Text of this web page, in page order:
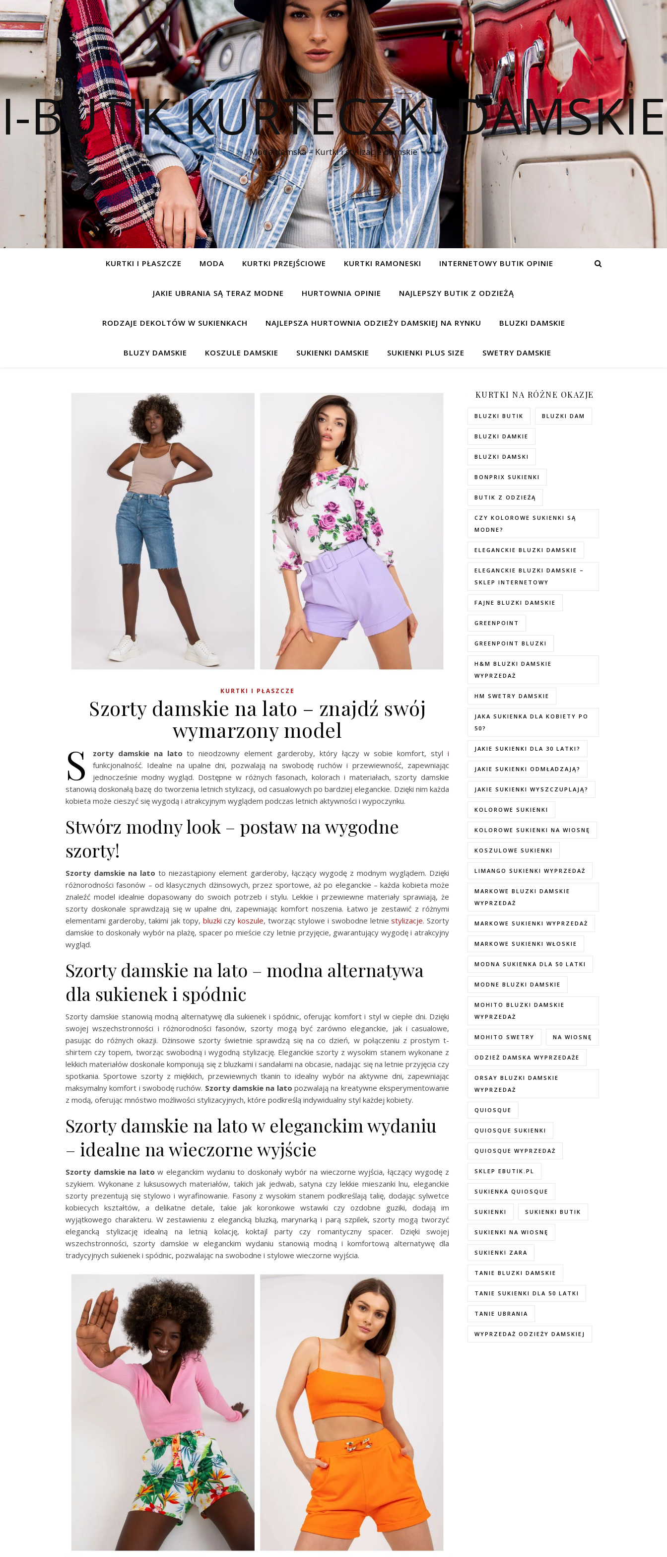
I-BUTIK KURTECZKI DAMSKIE
Moda damska – Kurtki i stylizacje damskie
KURTKI I PŁASZCZE MODA KURTKI PRZEJŚCIOWE KURTKI RAMONESKI INTERNETOWY BUTIK OPINIE
JAKIE UBRANIA SĄ TERAZ MODNE HURTOWNIA OPINIE NAJLEPSZY BUTIK Z ODZIEŻĄ
RODZAJE DEKOLTÓW W SUKIENKACH NAJLEPSZA HURTOWNIA ODZIEŻY DAMSKIEJ NA RYNKU BLUZKI DAMSKIE
BLUZY DAMSKIE KOSZULE DAMSKIE SUKIENKI DAMSKIE SUKIENKI PLUS SIZE SWETRY DAMSKIE
KURTKI I PŁASZCZE
Szorty damskie na lato – znajdź swój
wymarzony model
S zorty damskie na lato to nieodzowny element garderoby, który łączy w sobie komfort, styli
funkcjonalność. Idealne na upalne dni, pozwalają na swobodę ruchów i przewiewność, zapewniając
jednocześnie modny wygląd. Dostępne w różnych fasonach, kolorach i materiałach, szorty damskie
stanowią doskonałą bazę do tworzenia letnich stylizacji, od casualowych po bardziej eleganckie. Dzięki nim każda
kobieta może cieszyć się wygodą i atrakcyjnym wyglądem podczas letnich aktywności i wypoczynku.
Stwórz modny look – postaw na wygodne
szorty!
Szorty damskie na lato to niezastąpiony element garderoby, łączący wygodę z modnym wyglądem. Dzięki
różnorodności fasonów – od klasycznych dżinsowych, przez sportowe, aż po eleganckie – każda kobieta może
znaleźć model idealnie dopasowany do swoich potrzeb i stylu. Lekkie i przewiewne materiały sprawiają, że
szorty doskonale sprawdzają się w upalne dni, zapewniając komfort noszenia. Łatwo je zestawić z różnymi
elementami garderoby, takimi jak topy, bluzki czykoszule, tworząc stylowe i swobodne letniestylizacje. Szorty
damskie to doskonały wybór na plażę, spacer po mieście czy letnie przyjęcie, gwarantujący wygodę i atrakcyjny
wygląd.
Szorty damskie na lato – modna alternatywa
dla sukienek i spódnic
Szorty damskie stanowią modną alternatywę dla sukienek i spódnic, oferując komfort i styl w ciepłe dni. Dzięki
swojej wszechstronności i różnorodności fasonów, szorty mogą być zarówno eleganckie, jak i casualowe,
pasując do różnych okazji. Dżinsowe szorty świetnie sprawdzą się na co dzień, w połączeniu z prostym t-
shirtem czy topem, tworząc swobodną i wygodną stylizację. Eleganckie szorty z wysokim stanem wykonane z
lekkich materiałów doskonale komponują się z bluzkami i sandałami na obcasie, nadając się na letnie przyjęcia czy
spotkania. Sportowe szorty z miękkich, przewiewnych tkanin to idealny wybór na aktywne dni, zapewniając
maksymalny komfort i swobodę ruchów. Szorty damskie na lato pozwalają na kreatywne eksperymentowanie
z modą, oferując mnóstwo możliwości stylizacyjnych, które podkreślą indywidualny styl każdej kobiety.
Szorty damskie na lato w eleganckim wydaniu
– idealne na wieczorne wyjście
Szorty damskie na lato w eleganckim wydaniu to doskonały wybór na wieczorne wyjścia, łączący wygodę z
szykiem. Wykonane z luksusowych materiałów, takich jak jedwab, satyna czy lekkie mieszanki lnu, eleganckie
szorty prezentują się stylowo i wyrafinowanie. Fasony z wysokim stanem podkreślają talię, dodając sylwetce
kobiecych kształtów, a delikatne detale, takie jak koronkowe wstawki czy ozdobne guziki, dodają im
wyjątkowego charakteru. W zestawieniu z elegancką bluzką, marynarką i parą szpilek, szorty mogą tworzyć
elegancką stylizację idealną na letnią kolację, koktajl party czy romantyczny spacer. Dzięki swojej
wszechstronności, szorty damskie w eleganckim wydaniu stanowią modną i komfortową alternatywę dla
tradycyjnych sukienek i spódnic, pozwalając na swobodne i stylowe wieczorne wyjścia.
KURTKI NA RÓŻNE OKAZJE
BLUZKI BUTIK BLUZKI DAM
BLUZKI DAMKIE
BLUZKI DAMSKI
BONPRIX SUKIENKI
BUTIK Z ODZIEŻĄ
CZY KOLOROWE SUKIENKI SĄ
MODNE?
ELEGANCKIE BLUZKI DAMSKIE
ELEGANCKIE BLUZKI DAMSKIE –
SKLEP INTERNETOWY
FAJNE BLUZKI DAMSKIE
GREENPOINT
GREENPOINT BLUZKI
H&M BLUZKI DAMSKIE
WYPRZEDAŻ
HM SWETRY DAMSKIE
JAKA SUKIENKA DLA KOBIETY PO
50?
JAKIE SUKIENKI DLA 30 LATKI?
JAKIE SUKIENKI ODMŁADZAJĄ?
JAKIE SUKIENKI WYSZCZUPLAJĄ?
KOLOROWE SUKIENKI
KOLOROWE SUKIENKI NA WIOSNĘ
KOSZULOWE SUKIENKI
LIMANGO SUKIENKI WYPRZEDAŻ
MARKOWE BLUZKI DAMSKIE
WYPRZEDAŻ
MARKOWE SUKIENKI WYPRZEDAŻ
MARKOWE SUKIENKI WŁOSKIE
MODNA SUKIENKA DLA 50 LATKI
MODNE BLUZKI DAMSKIE
MOHITO BLUZKI DAMSKIE
WYPRZEDAŻ
MOHITO SWETRY NA WIOSNĘ
ODZIEŻ DAMSKA WYPRZEDAŻE
ORSAY BLUZKI DAMSKIE
WYPRZEDAŻ
QUIOSQUE
QUIOSQUE SUKIENKI
QUIOSQUE WYPRZEDAŻ
SKLEP EBUTIK.PL
SUKIENKA QUIOSQUE
SUKIENKI SUKIENKI BUTIK
SUKIENKI NA WIOSNĘ
SUKIENKI ZARA
TANIE BLUZKI DAMSKIE
TANIE SUKIENKI DLA 50 LATKI
TANIE UBRANIA
WYPRZEDAŻ ODZIEŻY DAMSKIEJ